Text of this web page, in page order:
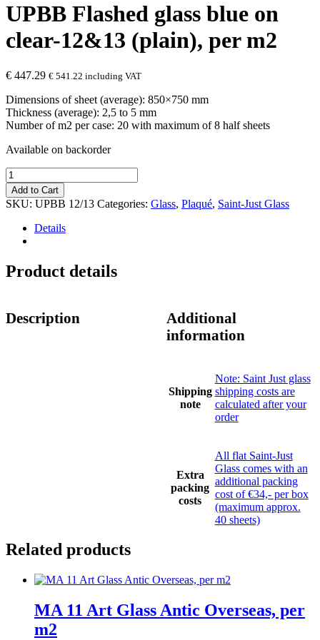
UPBB Flashed glass blue on
clear-12&13 (plain), per m2
€ 447.29 € 541.22 including VAT
Dimensions of sheet (average): 850×750 mm
Thickness (average): 2,5 to 5 mm
Number of m2 per case: 20 with maximum of 8 half sheets
Available on backorder
UPBB
Flashed
glass
blue
clear-
(plain),
per
Add to Cart
SKU: UPBB 12/13 Categories: Glass, Plaqué, Saint-Just Glass
Details
Product details
Description
Additional
information
Shipping
note
Note: Saint Just glass
shipping costs are
calculated after your
order
Extra
packing
costs
All flat Saint-Just
Glass comes with an
additional packing
cost of €34,- per box
(maximum approx.
40 sheets)
Related products
MA 11 Art Glass Antic Overseas, per
m2